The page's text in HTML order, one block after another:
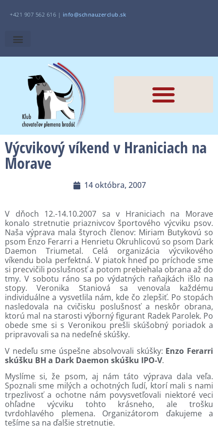
+421 907 562 616 | info@schnauzerclub.sk
Výcvikový víkend v Hraniciach na
Morave
14 októbra, 2007
V dňoch 12.-14.10.2007 sa v Hraniciach na Morave
konalo stretnutie priaznivcov športového výcviku psov.
Naša výprava mala štyroch členov: Miriam Butykovú so
psom Enzo Ferarri a Henrietu Okruhlicovú so psom Dark
Daemon Triumetal. Celá organizácia výcvikového
víkendu bola perfektná. V piatok hneď po príchode sme
si precvičili poslušnosť a potom prebiehala obrana až do
tmy. V sobotu ráno sa po výdatných raňajkách išlo na
stopy. Veronika Staniová sa venovala každému
individuálne a vysvetlila nám, kde čo zlepšiť. Po stopách
nasledovala na cvičisku poslušnosť a neskôr obrana,
ktorú mal na starosti výborný figurant Radek Parolek. Po
obede sme si s Veronikou prešli skúšobný poriadok a
pripravovali sa na nedeľné skúšky.
V nedeľu sme úspešne absolvovali skúšky: Enzo Ferarri
skúšku BH a Dark Daemon skúšku IPO-V.
Myslíme si, že psom, aj nám táto výprava dala veľa.
Spoznali sme milých a ochotných ľudí, ktorí mali s nami
trpezlivosť a ochotne nám povysvetľovali niektoré veci
ohľadne výcviku tohto krásneho, ale trošku
tvrdohlavého plemena. Organizátorom ďakujeme a
tešíme sa na ďalšie stretnutie.